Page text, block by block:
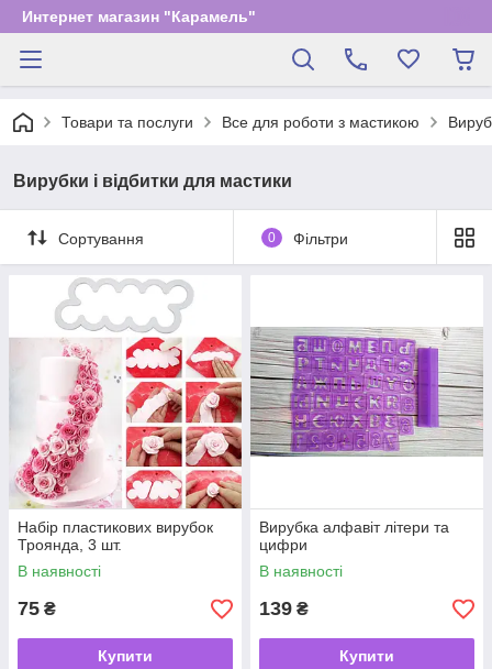
Интернет магазин "Карамель"
Товари та послуги Все для роботи з мастикою
Вирубки і відбитки для мастики
Сортування 0 Фільтри
Набір пластикових вирубок
Троянда, 3 шт.
В наявності
75 ₴
Купити
Вирубка алфавіт літери та
цифри
В наявності
139 ₴
Купити